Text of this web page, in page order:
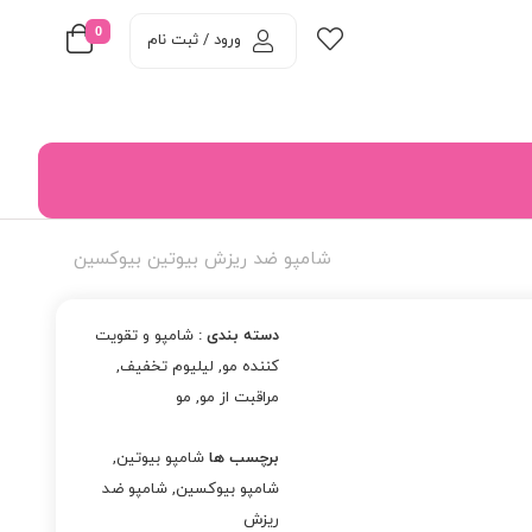
0 ورود / ثبت نام
شامپو ضد ریزش بیوتین بیوکسین
دسته بندی :شامپو و تقویت
کننده مو, لیلیوم تخفیف,
مراقبت از مو, مو
برچسب هاشامپو بیوتین,
شامپو بیوکسین,شامپو ضد
ریزش